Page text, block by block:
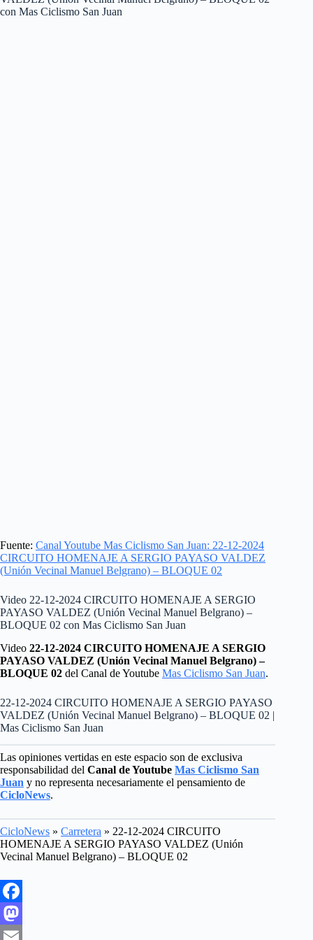
con Mas Ciclismo San Juan
Fuente: Canal Youtube Mas Ciclismo San Juan: 22-12-2024
CIRCUITO HOMENAJE A SERGIO PAYASO VALDEZ
(Unión Vecinal Manuel Belgrano) – BLOQUE 02
Video 22-12-2024 CIRCUITO HOMENAJE A SERGIO
PAYASO VALDEZ (Unión Vecinal Manuel Belgrano) –
BLOQUE 02 con Mas Ciclismo San Juan
Video 22-12-2024 CIRCUITO HOMENAJE A SERGIO
PAYASO VALDEZ (Unión Vecinal Manuel Belgrano) –
BLOQUE 02 del Canal de Youtube Mas Ciclismo San Juan.
22-12-2024 CIRCUITO HOMENAJE A SERGIO PAYASO
VALDEZ (Unión Vecinal Manuel Belgrano) – BLOQUE 02 |
Mas Ciclismo San Juan
Las opiniones vertidas en este espacio son de exclusiva
responsabilidad del Canal de Youtube Mas Ciclismo San
Juan y no representa necesariamente el pensamiento de
CicloNews.
CicloNews » Carretera » 22-12-2024 CIRCUITO
HOMENAJE A SERGIO PAYASO VALDEZ (Unión
Vecinal Manuel Belgrano) – BLOQUE 02
F
aM